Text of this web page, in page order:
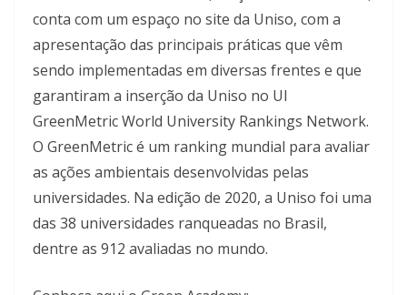
conta com um espaço no site da Uniso, com a
apresentação das principais práticas que vêm
sendo implementadas em diversas frentes e que
garantiram a inserção da Uniso no UI
GreenMetric World University Rankings Network.
O GreenMetric é um ranking mundial para avaliar
as ações ambientais desenvolvidas pelas
universidades. Na edição de 2020, a Uniso foi uma
das 38 universidades ranqueadas no Brasil,
dentre as 912 avaliadas no mundo.